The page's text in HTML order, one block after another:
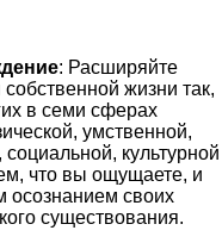
: Расширяйте
жизни так,
в семи сферах
умственной,
культурной
что вы ощущаете, и
осознанием своих
существования.